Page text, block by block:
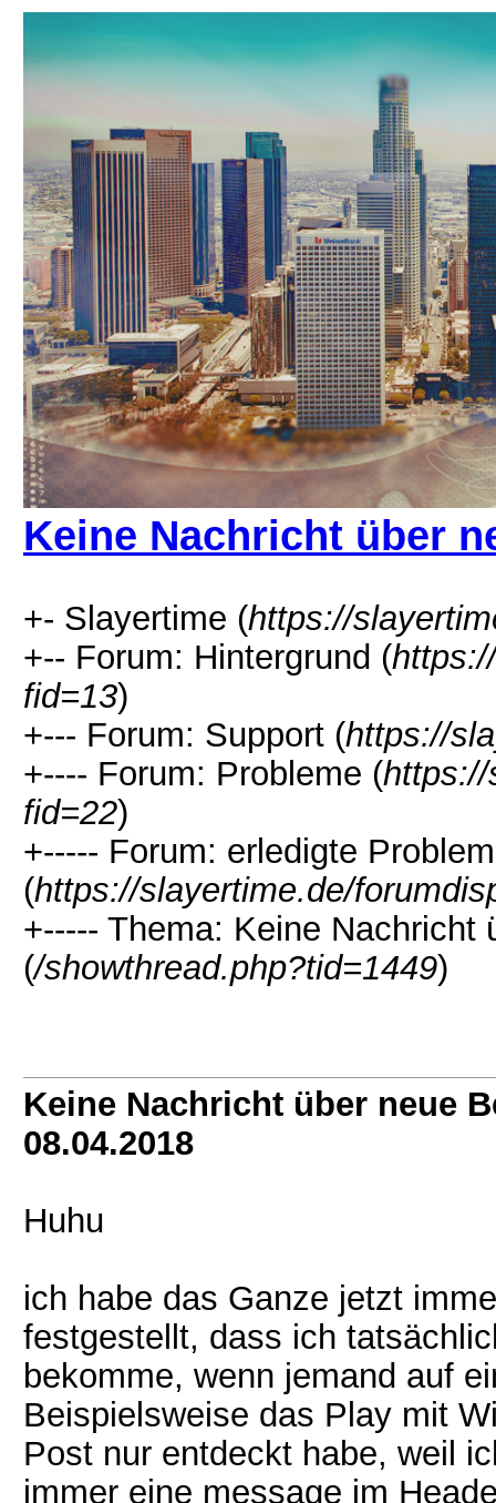
Keine Nachricht über
+- Slayertime (https://
+-- Forum: Hintergrund (
fid=13)
+--- Forum: Support (https://
+---- Forum: Probleme (https://
fid=22)
+----- Forum: erledigte
(https://slayertime.de/
+----- Thema: Keine Nachricht
(/showthread.php?tid=1449)
Keine Nachricht über neue
08.04.2018
Huhu
ich habe das Ganze jetzt
festgestellt, dass ich
bekomme, wenn jemand auf
Beispielsweise das Play mit
Post nur entdeckt habe, weil
immer eine message im